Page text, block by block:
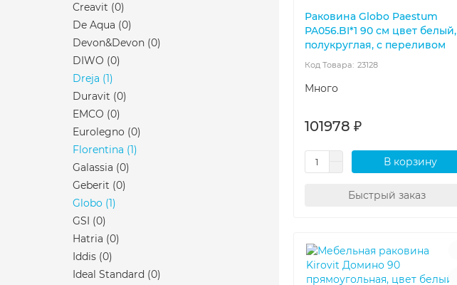
Creavit (0)
De Aqua (0)
Devon&Devon (0)
DIWO (0)
Dreja (1)
Duravit (0)
EMCO (0)
Eurolegno (0)
Florentina (1)
Galassia (0)
Geberit (0)
Globo (1)
GSI (0)
Hatria (0)
Iddis (0)
Ideal Standard (0)
Раковина Globo Paestum
PA056.BI*1 90 см цвет белый,
полукруглая, с переливом
23128
Много
101978 ₽
В корзину
Быстрый заказ